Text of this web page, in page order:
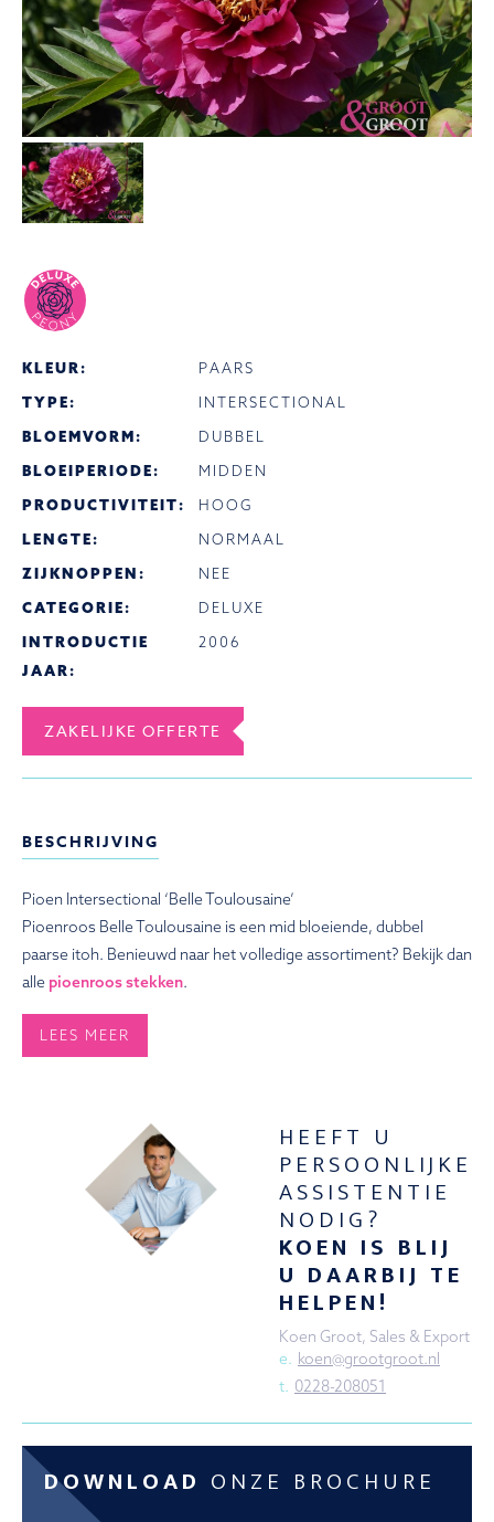
KLEUR:
PAARS
TYPE:
INTERSECTIONAL
BLOEMVORM:
DUBBEL
BLOEIPERIODE:
MIDDEN
PRODUCTIVITEIT:
HOOG
LENGTE:
NORMAAL
ZIJKNOPPEN:
NEE
CATEGORIE:
DELUXE
INTRODUCTIE
JAAR:
2006
ZAKELIJKE OFFERTE
BESCHRIJVING
Pioen Intersectional ‘Belle Toulousaine’
Pioenroos Belle Toulousaine is een mid bloeiende, dubbel
paarse itoh. Benieuwd naar het volledige assortiment? Bekijk dan
alle pioenroos stekken.
LEES MEER
HEEFT U
PERSOONLIJKE
ASSISTENTIE
NODIG?
KOEN IS BLIJ
U DAARBIJ TE
HELPEN!
Koen Groot, Sales & Export
e. koen@grootgroot.nl
t. 0228-208051
DOWNLOAD ONZE BROCHURE